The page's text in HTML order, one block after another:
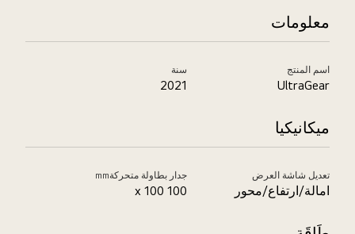
معلومات
اسم المنتج
UltraGear
سنة
2021
ميكانيكيا
تعديل شاشة العرض
امالة/ارتفاع/محور
جدار بطاولة متحركةmm
100 x 100